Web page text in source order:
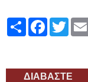
ShareFacebook
ΔΙΑΒΑΣΤΕ